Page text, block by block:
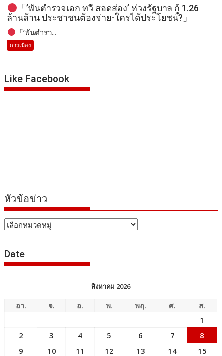
「’พันตำรวจเอก ทวี สอดส่อง’ ห่วงรัฐบาล กู้ 1.26
ล้านล้าน ประชาชนต้องจ่าย-ใครได้ประโยชน์?」
「’พันตำรว...
การเมือง
Like Facebook
หัวข้อข่าว
หัวข้อ
Date
สิงหาคม 2026
อา. จ. อ. พ. พฤ. ศ.
ส.
1
2
3 4 5 6 7
8
9
10 11 12 13 14
15